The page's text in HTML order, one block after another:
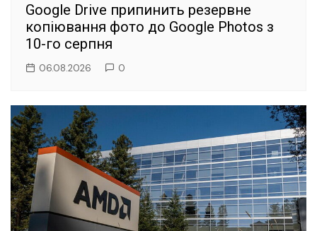
Google Drive припинить резервне
копіювання фото до Google Photos з
10-го серпня
06.08.2026 0